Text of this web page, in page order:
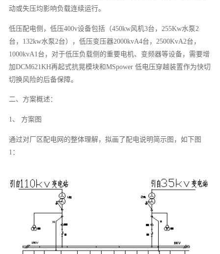
动或失压均影响负载连续运行。
低压配电侧，低压400v设备包括（450kw风机3台，255Kw水泵2
台，132kw水泵2台），低压变压器2000kvA4台，2500KvA2台，
1000kvA1台，对于低压负载侧的重要电机、变频器等设备，需要增
加DCM621KH再起式抗晃模块和MSpower 低电压穿越装置作为快切
切换风险的后备保障。
二、方案概述：
1、 方案图
通过对厂区配电网的整体理解，拟画了配电说明简示图，如下图
1：